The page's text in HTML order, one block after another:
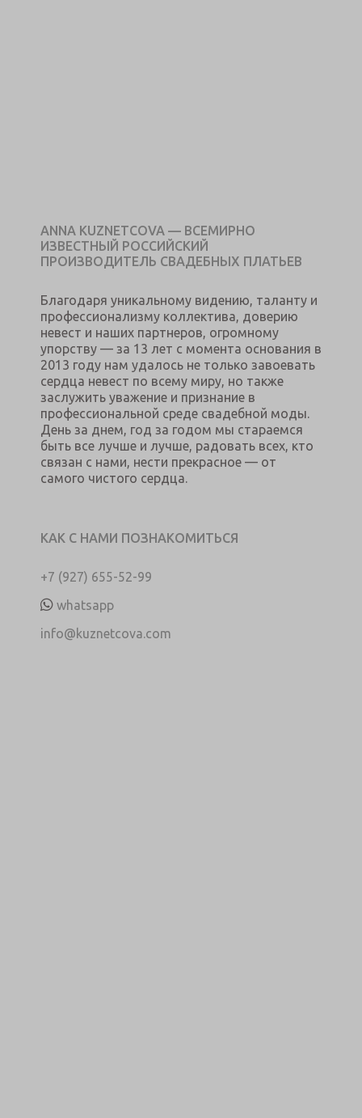
ANNA KUZNETCOVA — ВСЕМИРНО
ИЗВЕСТНЫЙ РОССИЙСКИЙ
ПРОИЗВОДИТЕЛЬ СВАДЕБНЫХ ПЛАТЬЕВ
Благодаря уникальному видению, таланту и
профессионализму коллектива, доверию
невест и наших партнеров, огромному
упорству — за 13 лет с момента основания в
2013 году нам удалось не только завоевать
сердца невест по всему миру, но также
заслужить уважение и признание в
профессиональной среде свадебной моды.
День за днем, год за годом мы стараемся
быть все лучше и лучше, радовать всех, кто
связан с нами, нести прекрасное — от
самого чистого сердца.
КАК С НАМИ ПОЗНАКОМИТЬСЯ
+7 (927) 655-52-99
whatsapp
info@kuznetcova.com